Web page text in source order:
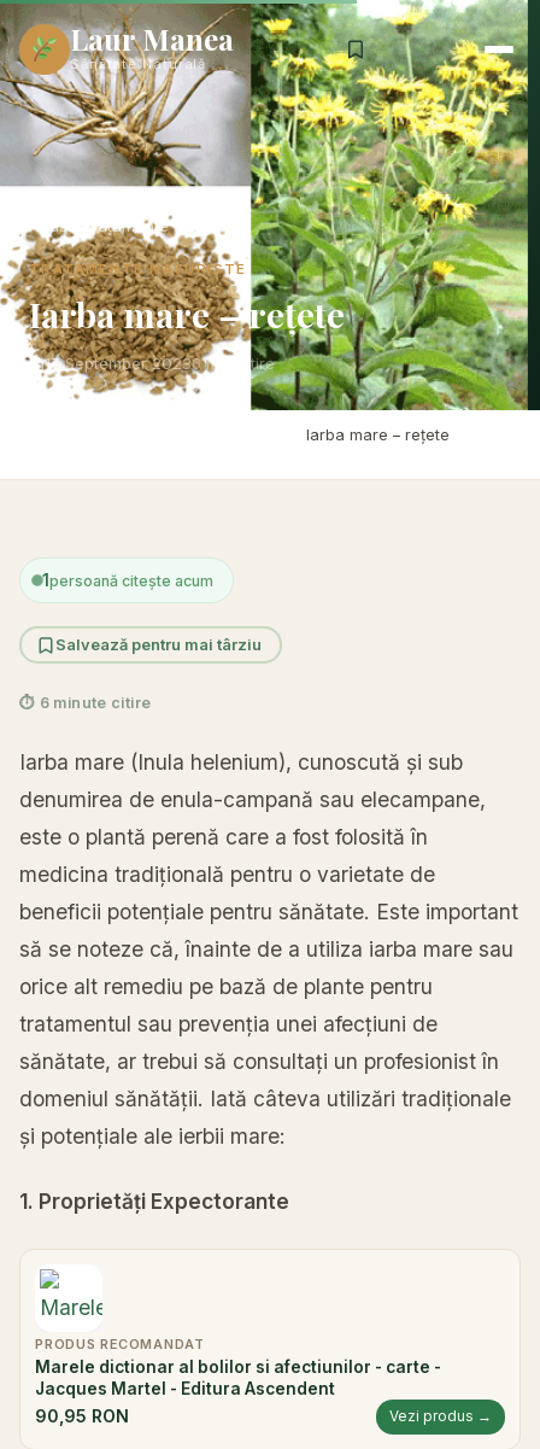
Laur Manea
Sănătate Naturală
Acasă Tratamente Naturiste
TRATAMENTE NATURISTE
Iarba mare – rețete
17 September 20236 min citire
Iarba mare – rețete
1persoană citește acum
Salvează pentru mai târziu
⏱ 6 minute citire
Iarba mare (Inula helenium), cunoscută și sub
denumirea de enula-campană sau elecampane,
este o plantă perenă care a fost folosită în
medicina tradițională pentru o varietate de
beneficii potențiale pentru sănătate. Este important
să se noteze că, înainte de a utiliza iarba mare sau
orice alt remediu pe bază de plante pentru
tratamentul sau prevenția unei afecțiuni de
sănătate, ar trebui să consultați un profesionist în
domeniul sănătății. Iată câteva utilizări tradiționale
și potențiale ale ierbii mare:
1. Proprietăți Expectorante
PRODUS RECOMANDAT
Marele dictionar al bolilor si afectiunilor - carte -
Jacques Martel - Editura Ascendent
90,95 RON Vezi produs →